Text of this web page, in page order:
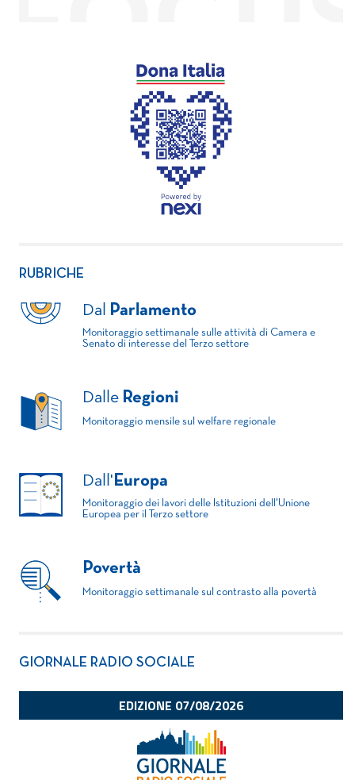
RUBRICHE
Dal Parlamento
Monitoraggio settimanale sulle attività di Camera e
Senato di interesse del Terzo settore
Dalle Regioni
Monitoraggio mensile sul welfare regionale
Dall' Europa
Monitoraggio dei lavori delle Istituzioni dell'Unione
Europea per il Terzo settore
Povertà
Monitoraggio settimanale sul contrasto alla povertà
GIORNALE RADIO SOCIALE